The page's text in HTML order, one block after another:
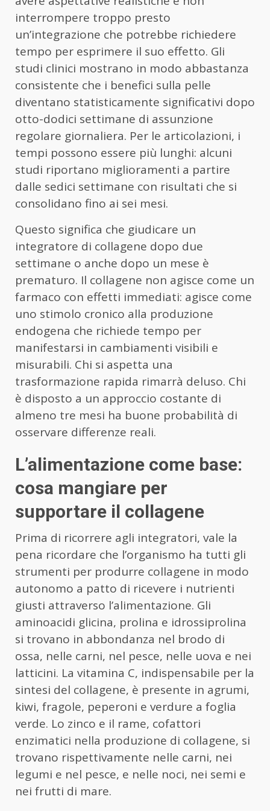
interrompere troppo presto
un’integrazione che potrebbe richiedere
tempo per esprimere il suo effetto. Gli
studi clinici mostrano in modo abbastanza
consistente che i benefici sulla pelle
diventano statisticamente significativi dopo
otto-dodici settimane di assunzione
regolare giornaliera. Per le articolazioni, i
tempi possono essere più lunghi: alcuni
studi riportano miglioramenti a partire
dalle sedici settimane con risultati che si
consolidano fino ai sei mesi.
Questo significa che giudicare un
integratore di collagene dopo due
settimane o anche dopo un mese è
prematuro. Il collagene non agisce come un
farmaco con effetti immediati: agisce come
uno stimolo cronico alla produzione
endogena che richiede tempo per
manifestarsi in cambiamenti visibili e
misurabili. Chi si aspetta una
trasformazione rapida rimarrà deluso. Chi
è disposto a un approccio costante di
almeno tre mesi ha buone probabilità di
osservare differenze reali.
L’alimentazione come base:
cosa mangiare per
supportare il collagene
Prima di ricorrere agli integratori, vale la
pena ricordare che l’organismo ha tutti gli
strumenti per produrre collagene in modo
autonomo a patto di ricevere i nutrienti
giusti attraverso l’alimentazione. Gli
aminoacidi glicina, prolina e idrossiprolina
si trovano in abbondanza nel brodo di
ossa, nelle carni, nel pesce, nelle uova e nei
latticini. La vitamina C, indispensabile per la
sintesi del collagene, è presente in agrumi,
kiwi, fragole, peperoni e verdure a foglia
verde. Lo zinco e il rame, cofattori
enzimatici nella produzione di collagene, si
trovano rispettivamente nelle carni, nei
legumi e nel pesce, e nelle noci, nei semi e
nei frutti di mare.